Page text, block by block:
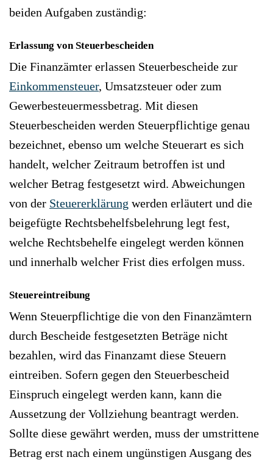
beiden Aufgaben zuständig:
Erlassung von Steuerbescheiden
Die Finanzämter erlassen Steuerbescheide zur
Einkommensteuer, Umsatzsteuer oder zum
Gewerbesteuermessbetrag. Mit diesen
Steuerbescheiden werden Steuerpflichtige genau
bezeichnet, ebenso um welche Steuerart es sich
handelt, welcher Zeitraum betroffen ist und
welcher Betrag festgesetzt wird. Abweichungen
von der Steuererklärung werden erläutert und die
beigefügte Rechtsbehelfsbelehrung legt fest,
welche Rechtsbehelfe eingelegt werden können
und innerhalb welcher Frist dies erfolgen muss.
Steuereintreibung
Wenn Steuerpflichtige die von den Finanzämtern
durch Bescheide festgesetzten Beträge nicht
bezahlen, wird das Finanzamt diese Steuern
eintreiben. Sofern gegen den Steuerbescheid
Einspruch eingelegt werden kann, kann die
Aussetzung der Vollziehung beantragt werden.
Sollte diese gewährt werden, muss der umstrittene
Betrag erst nach einem ungünstigen Ausgang des